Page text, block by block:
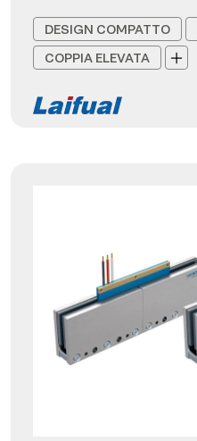
DESIGN COMPATTO
COPPIA ELEVATA